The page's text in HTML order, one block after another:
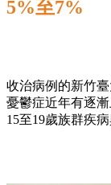
5%至7%
收治病例的新竹
憂鬱症近年有逐
15至19歲族群疾